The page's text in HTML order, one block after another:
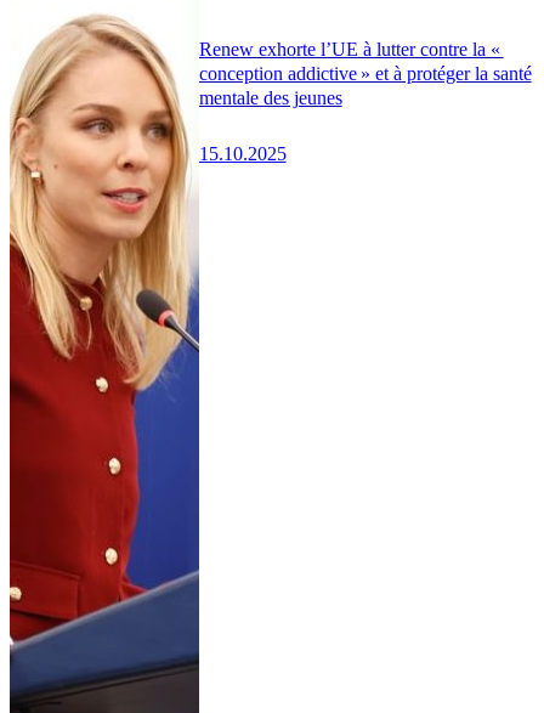
Renew exhorte l’UE à lutter contre la «
conception addictive » et à protéger la santé
mentale des jeunes
15.10.2025